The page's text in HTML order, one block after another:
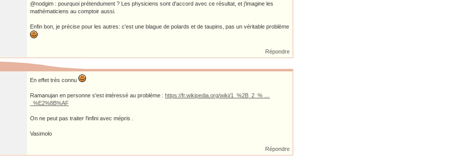
@nodgim : pourquoi prétendument ? Les physiciens sont d'accord avec ce résultat, et j'imagine les
mathématiciens au comptoir aussi.
Enfin bon, je précise pour les autres: c'est une blague de polards et de taupins, pas un véritable problème
Répondre
En effet très connu
Ramanujan en personne s'est intéressé au problème : https://fr.wikipedia.org/wiki/1_%2B_2_% …
_%E2%8B%AF
On ne peut pas traiter l'infini avec mépris .
Vasimolo
Répondre